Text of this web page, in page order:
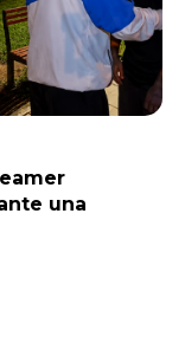
una